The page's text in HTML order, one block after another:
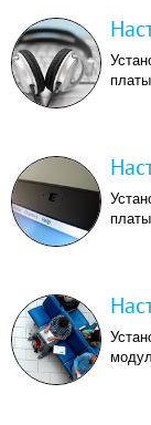
платы
платы